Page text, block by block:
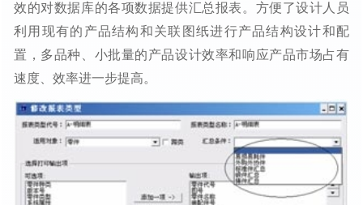
效的对数据库的各项数据提供汇总报表。方便了设计人员
利用现有的产品结构和关联图纸进行产品结构设计和配
置，多品种、小批量的产品设计效率和响应产品市场占有
速度、效率进一步提高。